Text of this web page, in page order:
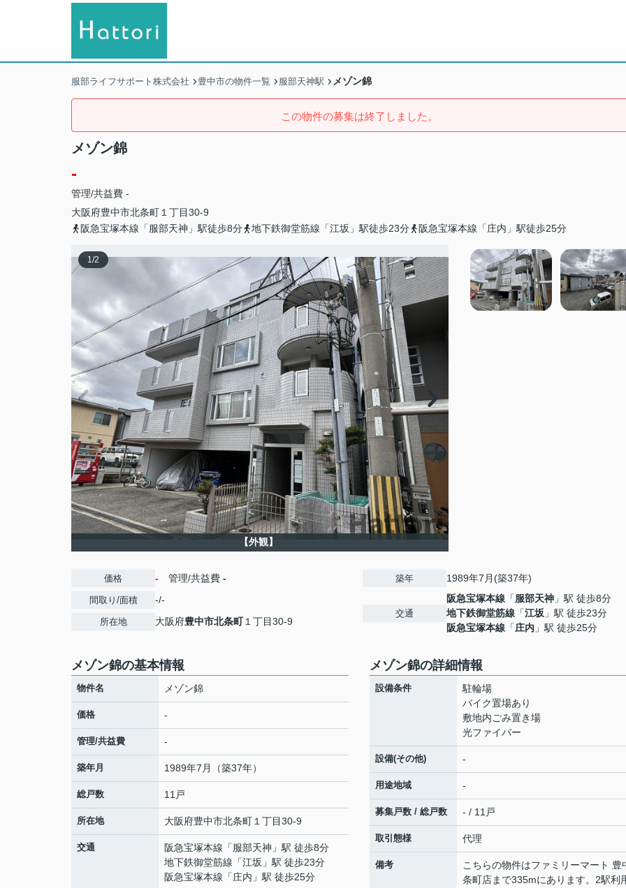
服部ライフサポート株式会社 豊中市の物件一覧 服部天神駅 メゾン錦
この物件の募集は終了しました。
メゾン錦
-
管理/共益費 -
大阪府豊中市北条町 １丁目30-9
阪急宝塚本線「服部天神」駅徒歩8分
地下鉄御堂筋線「江坂」駅徒歩23分 阪急宝塚本線「庄内」駅徒歩25分
1/2
【外観】
価格 - 管理/共益費 -
間取り/面積 -/-
所在地 大阪府豊中市北条町１丁目30-9
築年 1989年7月(築37年)
交通
阪急宝塚本線 「服部天神 」駅 徒歩8分
地下鉄御堂筋線 「江坂 」駅 徒歩23分
阪急宝塚本線 「庄内 」駅 徒歩25分
メゾン錦の基本情報
物件名 メゾン錦
価格 -
管理/共益費 -
築年月 1989年7月（築37年）
総戸数 11戸
所在地 大阪府豊中市北条町 １丁目30-9
交通 阪急宝塚本線 「服部天神 」駅 徒歩8分
地下鉄御堂筋線 「江坂 」駅 徒歩23分
阪急宝塚本線 「庄内 」駅 徒歩25分
メゾン錦の詳細情報
設備条件
駐輪場
バイク置場あり
敷地内ごみ置き場
光ファイバー
設備(その他) -
用途地域 -
募集戸数 / 総戸数 - / 11戸
取引態様 代理
備考
こちらの物件はファミリーマート 豊
条町店まで335mにあります。2駅利